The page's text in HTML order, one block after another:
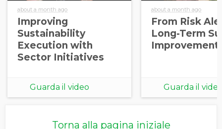
about a month ago
Improving
Sustainability
Execution with
Sector Initiatives
Guarda il video
about a month ago
From Risk
Long-Term
Improvement
Guarda il
Torna alla pagina iniziale